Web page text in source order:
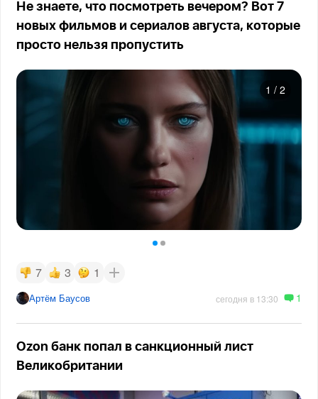
Не знаете, что посмотреть вечером? Вот 7
новых фильмов и сериалов августа, которые
просто нельзя пропустить
1 / 2
7 3 1
Артём Баусов сегодня в 13:30 1
Ozon банк попал в санкционный лист
Великобритании